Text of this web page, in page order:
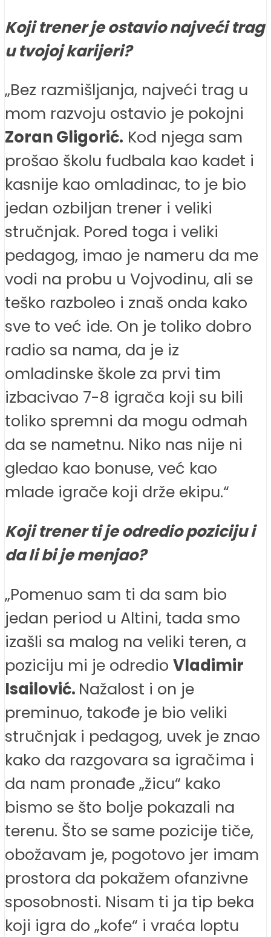
Koji trener je ostavio najveći trag
u tvojoj karijeri?
„Bez razmišljanja, najveći trag u
mom razvoju ostavio je pokojni
Zoran Gligorić. Kod njega sam
prošao školu fudbala kao kadet i
kasnije kao omladinac, to je bio
jedan ozbiljan trener i veliki
stručnjak. Pored toga i veliki
pedagog, imao je nameru da me
vodi na probu u Vojvodinu, ali se
teško razboleo i znaš onda kako
sve to već ide. On je toliko dobro
radio sa nama, da je iz
omladinske škole za prvi tim
izbacivao 7-8 igrača koji su bili
toliko spremni da mogu odmah
da se nametnu. Niko nas nije ni
gledao kao bonuse, već kao
mlade igrače koji drže ekipu.“
Koji trener ti je odredio poziciju i
da li bi je menjao?
„Pomenuo sam ti da sam bio
jedan period u Altini, tada smo
izašli sa malog na veliki teren, a
poziciju mi je odredio Vladimir
Isailović. Nažalost i on je
preminuo, takođe je bio veliki
stručnjak i pedagog, uvek je znao
kako da razgovara sa igračima i
da nam pronađe „žicu“ kako
bismo se što bolje pokazali na
terenu. Što se same pozicije tiče,
obožavam je, pogotovo jer imam
prostora da pokažem ofanzivne
sposobnosti. Nisam ti ja tip beka
koji igra do „kofe“ i vraća loptu